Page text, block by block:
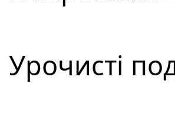
Урочисті